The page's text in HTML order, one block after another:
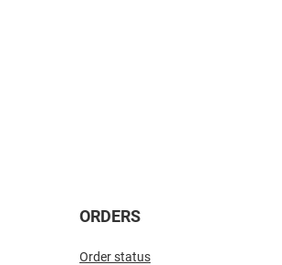
ORDERS
Order status